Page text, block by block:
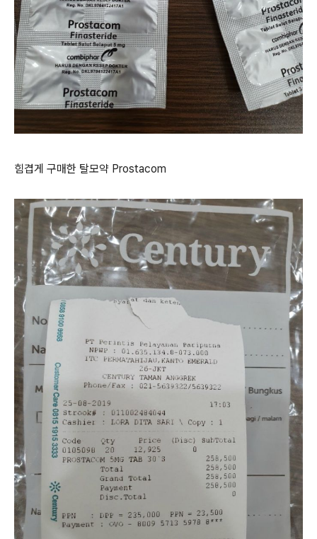
힘겹게 구매한 탈모약 Prostacom